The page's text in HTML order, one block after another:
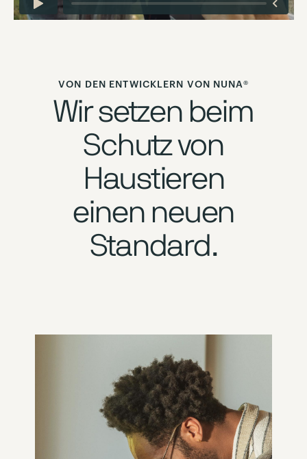
VON DEN ENTWICKLERN VON NUNA®
Wir setzen beim
Schutz von
Haustieren
einen neuen
Standard.